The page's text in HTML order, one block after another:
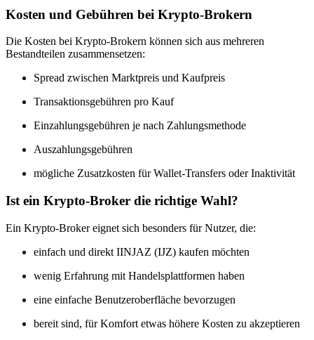
Kosten und Gebühren bei Krypto-Brokern
Die Kosten bei Krypto-Brokern können sich aus mehreren
Bestandteilen zusammensetzen:
Spread zwischen Marktpreis und Kaufpreis
Transaktionsgebühren pro Kauf
Einzahlungsgebühren je nach Zahlungsmethode
Auszahlungsgebühren
mögliche Zusatzkosten für Wallet-Transfers oder Inaktivität
Ist ein Krypto-Broker die richtige Wahl?
Ein Krypto-Broker eignet sich besonders für Nutzer, die:
einfach und direkt IINJAZ (IJZ) kaufen möchten
wenig Erfahrung mit Handelsplattformen haben
eine einfache Benutzeroberfläche bevorzugen
bereit sind, für Komfort etwas höhere Kosten zu akzeptieren